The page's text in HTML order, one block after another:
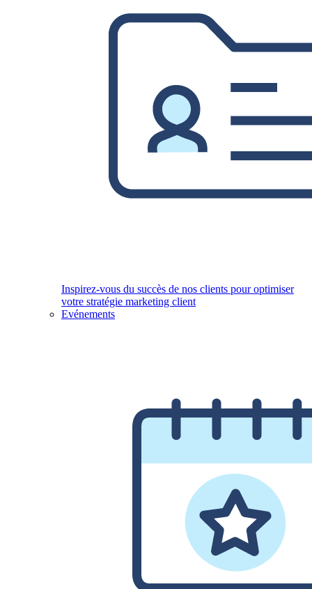
Inspirez-vous du succès de nos clients pour optimiser
votre stratégie marketing client
Evénements